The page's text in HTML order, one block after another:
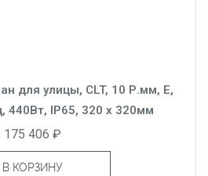
для улицы, CLT, 10 Р.мм, Е,
440Вт, IP65, 320 x 320мм
175 406 ₽
В КОРЗИНУ